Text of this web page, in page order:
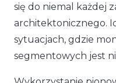
się do niemal każdej
architektonicznego.
sytuacjach, gdzie
segmentowych jest